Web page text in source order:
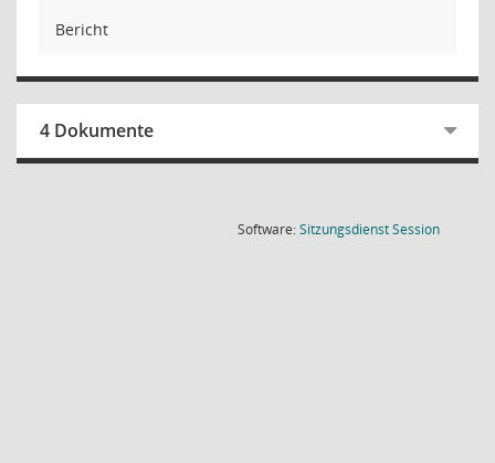
Bericht
4 Dokumente
Software:SitzungsdienstSession(Wird in